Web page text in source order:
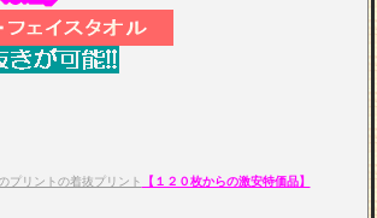
プリントの着抜プリント 【１２０枚からの激安特価品】